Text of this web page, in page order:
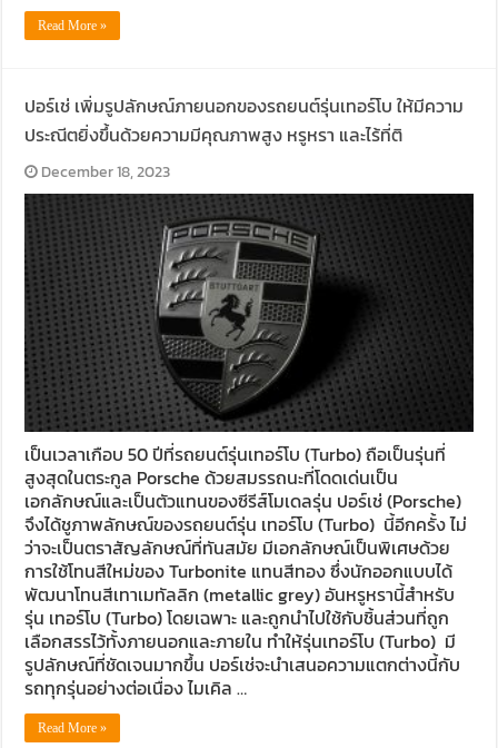
Read More »
ปอร์เช่ เพิ่มรูปลักษณ์ภายนอกของรถยนต์รุ่นเทอร์โบ ให้มีความ
ประณีตยิ่งขึ้นด้วยความมีคุณภาพสูง หรูหรา และไร้ที่ติ
December 18, 2023
เป็นเวลาเกือบ 50 ปีที่รถยนต์รุ่นเทอร์โบ (Turbo) ถือเป็นรุ่นที่
สูงสุดในตระกูล Porsche ด้วยสมรรถนะที่โดดเด่นเป็น
เอกลักษณ์และเป็นตัวแทนของซีรีส์โมเดลรุ่น ปอร์เช่ (Porsche)
จึงได้ชูภาพลักษณ์ของรถยนต์รุ่น เทอร์โบ (Turbo) นี้อีกครั้ง ไม่
ว่าจะเป็นตราสัญลักษณ์ที่ทันสมัย มีเอกลักษณ์เป็นพิเศษด้วย
การใช้โทนสีใหม่ของ Turbonite แทนสีทอง ซึ่งนักออกแบบได้
พัฒนาโทนสีเทาเมทัลลิก (metallic grey) อันหรูหรานี้สำหรับ
รุ่น เทอร์โบ (Turbo) โดยเฉพาะ และถูกนำไปใช้กับชิ้นส่วนที่ถูก
เลือกสรรไว้ทั้งภายนอกและภายใน ทำให้รุ่นเทอร์โบ (Turbo) มี
รูปลักษณ์ที่ชัดเจนมากขึ้น ปอร์เช่จะนำเสนอความแตกต่างนี้กับ
รถทุกรุ่นอย่างต่อเนื่อง ไมเคิล …
Read More »